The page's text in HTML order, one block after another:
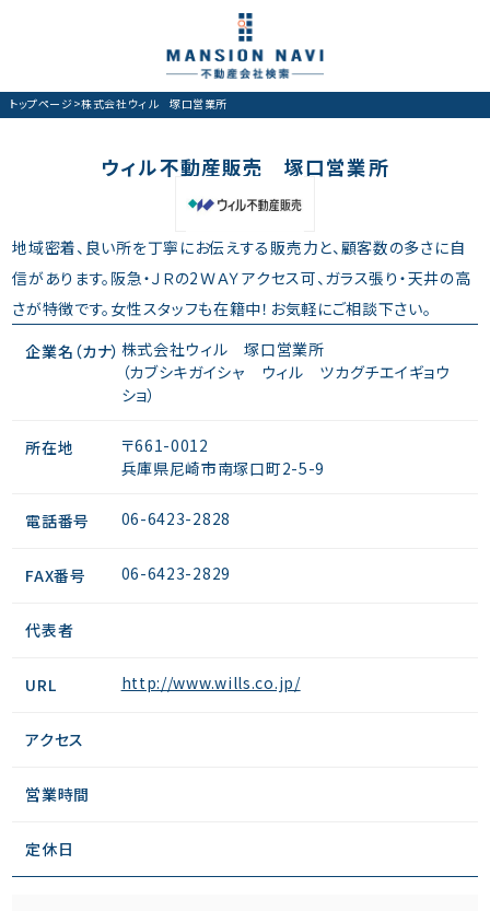
トップページ>株式会社ウィル 塚口営業所
ウィル不動産販売 塚口営業所
地域密着、良い所を丁寧にお伝えする販売力と、顧客数の多さに自
信があります。阪急・ＪＲの2ＷＡＹアクセス可、ガラス張り・天井の高
さが特徴です。女性スタッフも在籍中！お気軽にご相談下さい。
企業名（カナ） 株式会社ウィル 塚口営業所
（カブシキガイシャ ウィル ツカグチエイギョウ
ショ）
所在地
〒661-0012
兵庫県尼崎市南塚口町2-5-9
電話番号 06-6423-2828
FAX番号 06-6423-2829
代表者
URL http://www.wills.co.jp/
アクセス
営業時間
定休日